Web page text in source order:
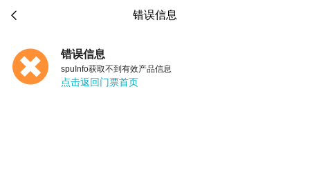
 错误信息
错误信息
spuInfo获取不到有效产品信息
点击返回门票首页